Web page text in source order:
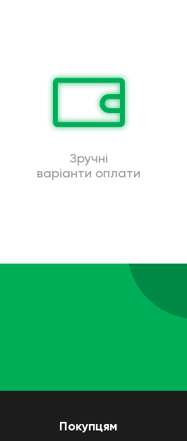
Зручні
варіанти оплати
Покупцям